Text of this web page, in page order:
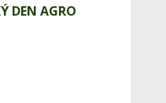
DEN AGRO